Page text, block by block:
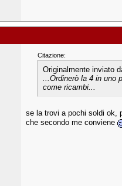
Citazione:
Originalmente inviato
...Ordinerò la 4 in uno
come ricambi...
se la trovi a pochi soldi ok,
che secondo me conviene